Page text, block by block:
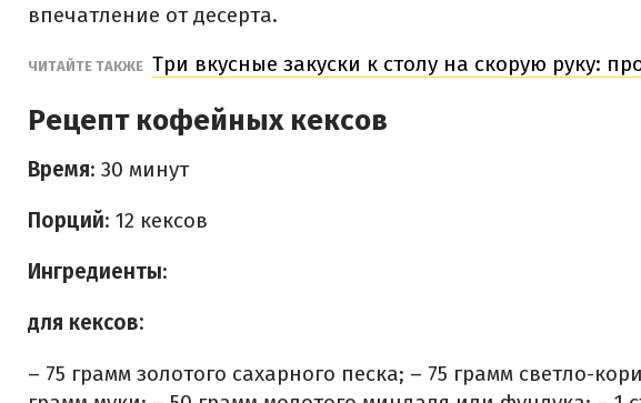
впечатление от десерта.
ЧИТАЙТЕ ТАКЖЕ Три вкусные закуски к столу на скорую руку:
Рецепт кофейных кексов
Время: 30 минут
Порций: 12 кексов
Ингредиенты:
для кексов:
– 75 грамм золотого сахарного песка; – 75 грамм светло-